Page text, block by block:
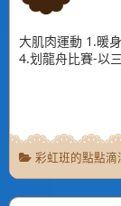
大肌肉運動 1.暖
4.划龍舟比賽-以
彩虹班的點點滴